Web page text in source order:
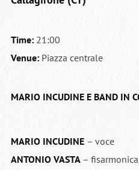
Time:21:00
Venue:Piazza centrale
MARIO INCUDINE E BAND IN
MARIO INCUDINE – voce
ANTONIO VASTA –